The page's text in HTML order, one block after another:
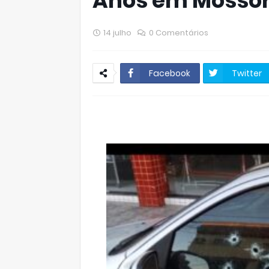
14 julho 0 Comentários
Facebook Twitter